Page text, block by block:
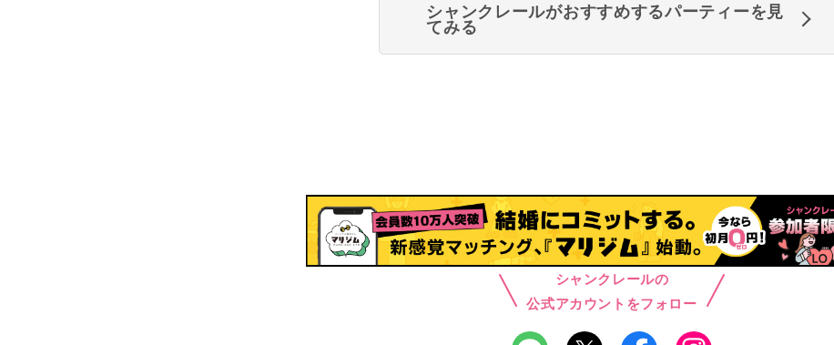
シャンクレールがおすすめするパーティーを見
てみる
シャンクレールの
公式アカウントをフォロー